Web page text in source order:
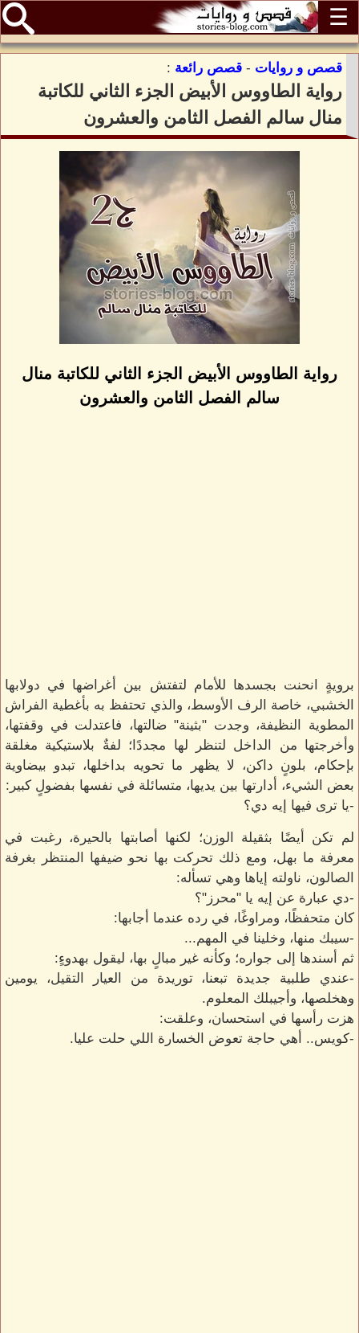
☰
قصص و روايات - قصص رائعة :
رواية الطاووس الأبيض الجزء الثاني للكاتبة
منال سالم الفصل الثامن والعشرون
رواية الطاووس الأبيض الجزء الثاني للكاتبة منال
سالم الفصل الثامن والعشرون
برويةٍ انحنت بجسدها للأمام لتفتش بين أغراضها في دولابها
الخشبي، خاصة الرف الأوسط، والذي تحتفظ به بأغطية الفراش
المطوية النظيفة، وجدت "بثينة" ضالتها، فاعتدلت في وقفتها،
وأخرجتها من الداخل لتنظر لها مجددًا؛ لفةٌ بلاستيكية مغلقة
بإحكام، بلونٍ داكن، لا يظهر ما تحويه بداخلها، تبدو بيضاوية
بعض الشيء، أدارتها بين يديها، متسائلة في نفسها بفضولٍ كبير:
-يا ترى فيها إيه دي؟
لم تكن أيضًا بثقيلة الوزن؛ لكنها أصابتها بالحيرة، رغبت في
معرفة ما بهل، ومع ذلك تحركت بها نحو ضيفها المنتظر بغرفة
الصالون، ناولته إياها وهي تسأله:
-دي عبارة عن إيه يا "محرز"؟
كان متحفظًا، ومراوغًا، في رده عندما أجابها:
-سيبك منها، وخلينا في المهم...
ثم أسندها إلى جواره؛ وكأنه غير مبالٍ بها، ليقول بهدوءٍ:
-عندي طلبية جديدة تبعنا، توريدة من العيار التقيل، يومين
وهخلصها، وأجيبلك المعلوم.
هزت رأسها في استحسان، وعلقت:
-كويس.. أهي حاجة تعوض الخسارة اللي حلت عليا.